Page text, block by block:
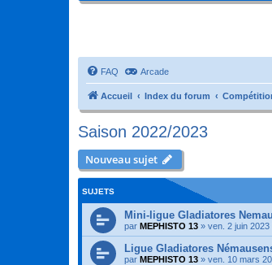
FAQ Arcade
Accueil Index du forum
Saison 2022/2023
Nouveau sujet
SUJETS
Mini-ligue Gladiatores
par MEPHISTO 13 » ven. 2 juin 2023
Ligue Gladiatores
par MEPHISTO 13 » ven. 10 mars